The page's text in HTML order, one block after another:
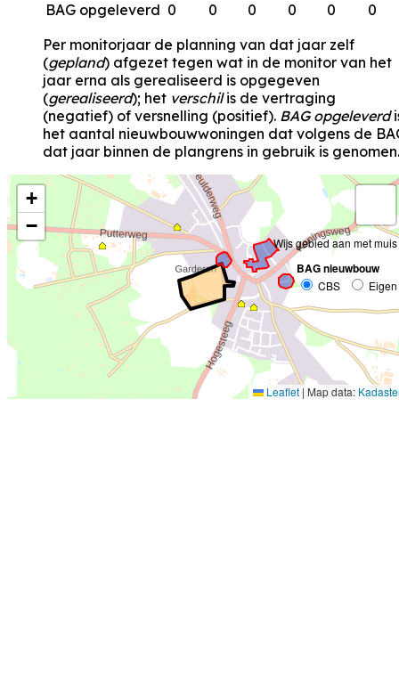
BAG opgeleverd 0 0 0 0 0
0
Per monitorjaar de planning van dat jaar zelf
(gepland) afgezet tegen wat in de monitor van het
jaar erna als gerealiseerd is opgegeven
(gerealiseerd); het verschilis de vertraging
(negatief) of versnelling (positief). BAG opgeleverd
het aantal nieuwbouwwoningen dat volgens de
dat jaar binnen de plangrens in gebruik is genomen.
+
−
Wijs gebied aan met muis
BAG nieuwbouw
CBS Eigen
Leaflet | Map data: